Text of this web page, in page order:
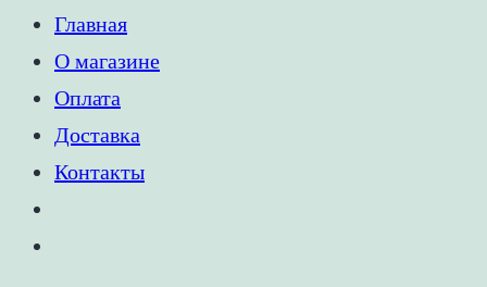
Главная
О магазине
Оплата
Доставка
Контакты